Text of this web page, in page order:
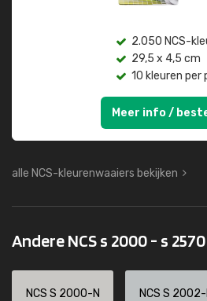
2.050 NCS-
29,5 x 4,5 cm
10 kleuren per
Meer info /
alle NCS-kleurenwaaiers bekijken
Andere NCS s 2000 - s
NCS S 2000-N NCS S